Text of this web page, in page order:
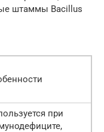
штаммы Bacillus
при